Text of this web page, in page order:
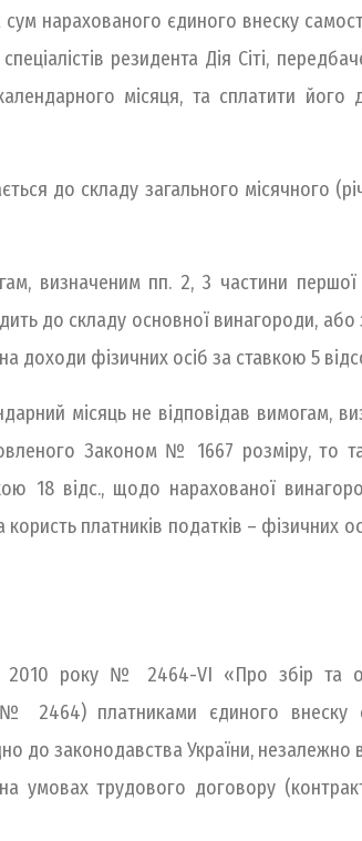
нарахованого єдиного внеску
резидента Дія Сіті,
місяця, та сплатити
до складу загального місячного
визначеним пп. 2, 3 частини
до складу основної винагороди, або
доходи фізичних осіб за ставкою 5
місяць не відповідав вимогам,
Законом № 1667 розміру, то
18 відс., щодо нарахованої
платників податків – фізичних
2010 року № 2464-VI «Про збір та
2464) платниками єдиного внеску
до законодавства України,
умовах трудового договору